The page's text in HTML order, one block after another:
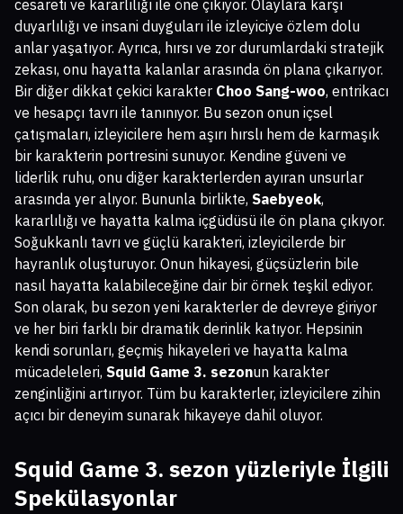
cesareti ve kararlılığı ile öne çıkıyor. Olaylara karşı
duyarlılığı ve insani duyguları ile izleyiciye özlem dolu
anlar yaşatıyor. Ayrıca, hırsı ve zor durumlardaki stratejik
zekası, onu hayatta kalanlar arasında ön plana çıkarıyor.
Bir diğer dikkat çekici karakter Choo Sang-woo, entrikacı
ve hesapçı tavrı ile tanınıyor. Bu sezon onun içsel
çatışmaları, izleyicilere hem aşırı hırslı hem de karmaşık
bir karakterin portresini sunuyor. Kendine güveni ve
liderlik ruhu, onu diğer karakterlerden ayıran unsurlar
arasında yer alıyor. Bununla birlikte, Saebyeok,
kararlılığı ve hayatta kalma içgüdüsü ile ön plana çıkıyor.
Soğukkanlı tavrı ve güçlü karakteri, izleyicilerde bir
hayranlık oluşturuyor. Onun hikayesi, güçsüzlerin bile
nasıl hayatta kalabileceğine dair bir örnek teşkil ediyor.
Son olarak, bu sezon yeni karakterler de devreye giriyor
ve her biri farklı bir dramatik derinlik katıyor. Hepsinin
kendi sorunları, geçmiş hikayeleri ve hayatta kalma
mücadeleleri, Squid Game 3. sezonun karakter
zenginliğini artırıyor. Tüm bu karakterler, izleyicilere zihin
açıcı bir deneyim sunarak hikayeye dahil oluyor.
Squid Game 3. sezon yüzleriyle İlgili
Spekülasyonlar